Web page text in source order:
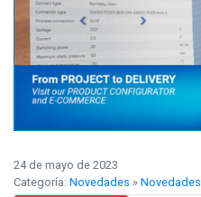
24 de mayo de 2023
Categoría: Novedades » Novedades